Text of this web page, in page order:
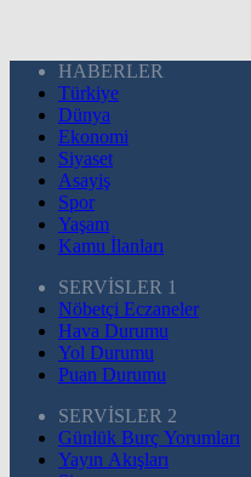
HABERLER
Türkiye
Dünya
Ekonomi
Siyaset
Asayiş
Spor
Yaşam
Kamu İlanları
SERVİSLER 1
Nöbetçi Eczaneler
Hava Durumu
Yol Durumu
Puan Durumu
SERVİSLER 2
Günlük Burç Yorumları
Yayın Akışları